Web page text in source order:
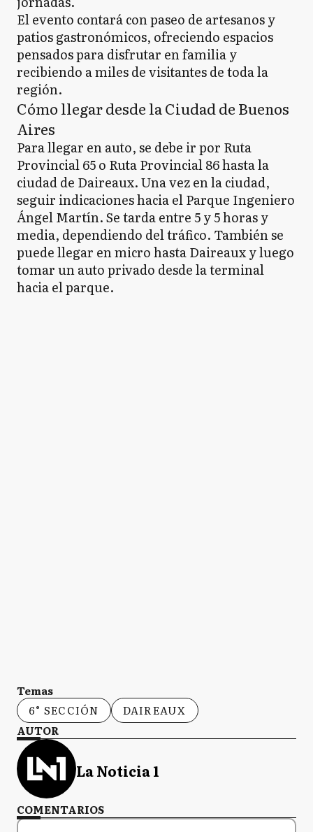
El evento contará con paseo de artesanos y
patios gastronómicos, ofreciendo espacios
pensados para disfrutar en familia y
recibiendo a miles de visitantes de toda la
región.
Cómo llegar desde la Ciudad de Buenos
Aires
Para llegar en auto, se debe ir por Ruta
Provincial 65 o Ruta Provincial 86 hasta la
ciudad de Daireaux. Una vez en la ciudad,
seguir indicaciones hacia el Parque Ingeniero
Ángel Martín. Se tarda entre 5 y 5 horas y
media, dependiendo del tráfico. También se
puede llegar en micro hasta Daireaux y luego
tomar un auto privado desde la terminal
hacia el parque.
Temas
6° SECCIÓN
DAIREAUX
AUTOR
La Noticia 1
COMENTARIOS